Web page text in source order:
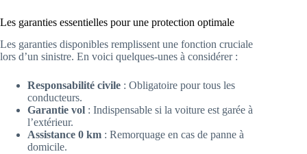
Les garanties essentielles pour une protection optimale
Les garanties disponibles remplissent une fonction cruciale
lors d’un sinistre. En voici quelques-unes à considérer :
Responsabilité civile : Obligatoire pour tous les
conducteurs.
Garantie vol : Indispensable si la voiture est garée à
l’extérieur.
Assistance 0 km : Remorquage en cas de panne à
domicile.